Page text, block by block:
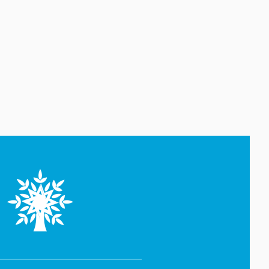
Tailandda məktəbdə baş verən
atışma nəticəsində iki nəfər
həlak olub
07 Avqust 17:49
Amerikalı astronavtlar
qayıdıblar